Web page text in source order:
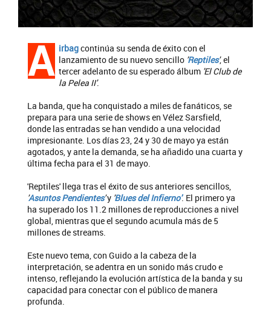
A irbagcontinúa su senda de éxito con el
lanzamiento de su nuevo sencillo Reptiles', el
tercer adelanto de su esperado álbum 'El Club de
la Pelea II'.
La banda, que ha conquistado a miles de fanáticos, se
prepara para una serie de shows en Vélez Sarsfield,
donde las entradas se han vendido a una velocidad
impresionante. Los días 23, 24 y 30 de mayo ya están
agotados, y ante la demanda, se ha añadido una cuarta y
última fecha para el 31 de mayo.
'Reptiles' llega tras el éxito de sus anteriores sencillos,
Asuntos Pendientes'y Blues del Infierno'. El primero ya
ha superado los 11.2 millones de reproducciones a nivel
global, mientras que el segundo acumula más de 5
millones de streams.
Este nuevo tema, con Guido a la cabeza de la
interpretación, se adentra en un sonido más crudo e
intenso, reflejando la evolución artística de la banda y su
capacidad para conectar con el público de manera
profunda.